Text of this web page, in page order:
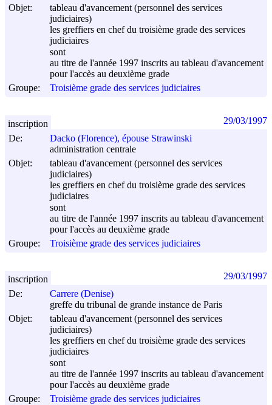
Objet:
tableau d'avancement (personnel des services
judiciaires)
les greffiers en chef du troisième grade des services
judiciaires
sont
au titre de l'année 1997 inscrits au tableau d'avancement
pour l'accès au deuxième grade
Groupe:
Troisième grade des services judiciaires
De:
Dacko (Florence), épouse Strawinski
administration centrale
Objet:
tableau d'avancement (personnel des services
judiciaires)
les greffiers en chef du troisième grade des services
judiciaires
sont
au titre de l'année 1997 inscrits au tableau d'avancement
pour l'accès au deuxième grade
Groupe:
Troisième grade des services judiciaires
inscription 29/03/1997
De:
Carrere (Denise)
greffe du tribunal de grande instance de Paris
Objet:
tableau d'avancement (personnel des services
judiciaires)
les greffiers en chef du troisième grade des services
judiciaires
sont
au titre de l'année 1997 inscrits au tableau d'avancement
pour l'accès au deuxième grade
Groupe:
Troisième grade des services judiciaires
inscription 29/03/1997